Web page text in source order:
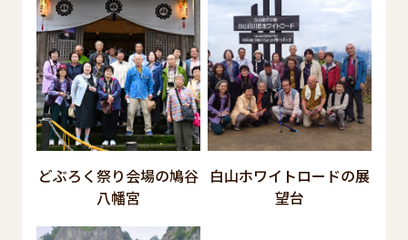
どぶろく祭り会場の鳩谷
八幡宮
白山ホワイトロードの展
望台